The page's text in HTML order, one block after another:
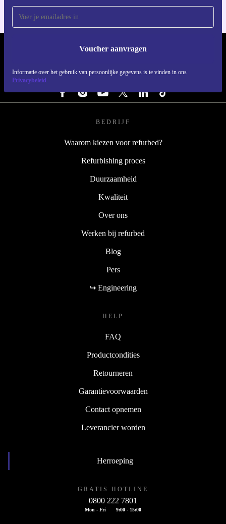
Voucher aanvragen
Informatie over het gebruik van persoonlijke gegevens is te vinden in ons
Privacybeleid
REFURBED NEDERLAND - RETHINK NEW.
VOLG ONS
BEDRIJF
Waarom kiezen voor refurbed?
Refurbishing proces
Duurzaamheid
Kwaliteit
Over ons
Werken bij refurbed
Blog
Pers
↪ Engineering
HELP
FAQ
Productcondities
Retourneren
Garantievoorwaarden
Contact opnemen
Leverancier worden
Herroeping
GRATIS HOTLINE
0800 222 7801
Mon - Fri 9:00 - 15:00